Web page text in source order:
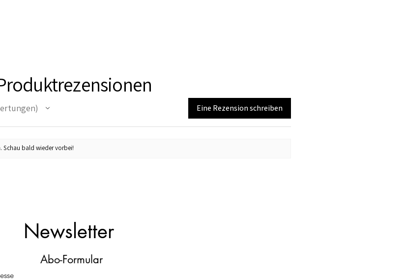
Eine Rezension schreiben
Schau bald wieder vorbei!
Abo-Formular
Newsletter